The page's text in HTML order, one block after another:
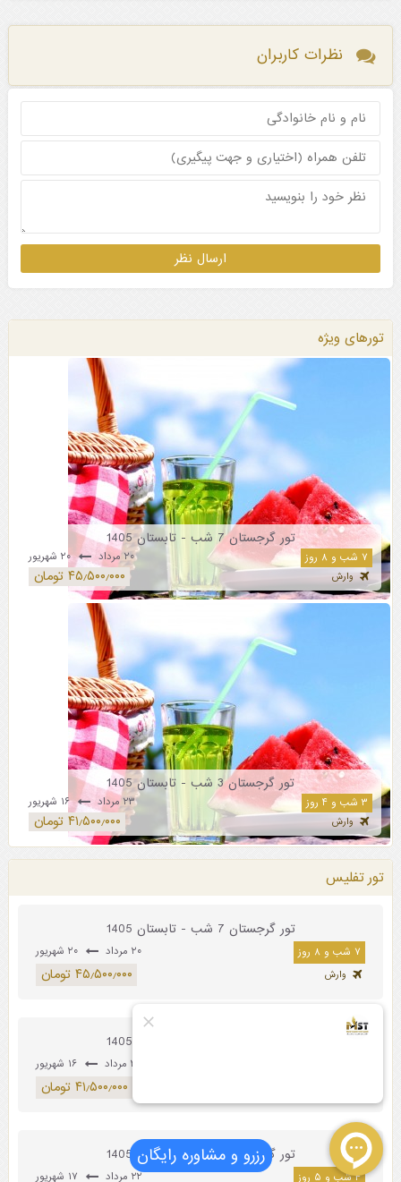
نظرات کاربران
تورهای ویژه
تور گرجستان 7 شب - تابستان 1405
۷ شب و ۸ روز ۲۰ مرداد ۲۰ شهریور
وارش ۴۵٫۵۰۰٫۰۰۰ تومان
تور گرجستان 3 شب - تابستان 1405
۳ شب و ۴ روز ۲۳ مرداد ۱۶ شهریور
وارش ۴۱٫۵۰۰٫۰۰۰ تومان
تور تفلیس
تور گرجستان 7 شب - تابستان 1405
۷ شب و ۸ روز ۲۰ مرداد ۲۰ شهریور
وارش ۴۵٫۵۰۰٫۰۰۰ تومان
۲۳ مرداد ۱۶ شهریور
۴۱٫۵۰۰٫۰۰۰ تومان
تور گرجستان 4 شب - تابستان 1405
۴ شب و ۵ روز ۲۲ مرداد
رزرو و مشاوره رایگان